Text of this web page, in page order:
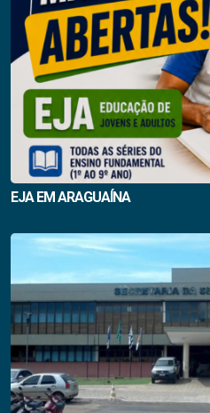
EJA EM ARAGUAÍNA